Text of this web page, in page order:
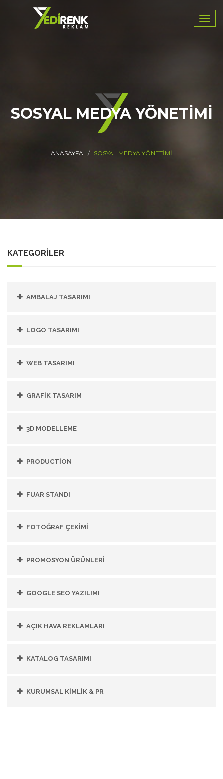
SOSYAL MEDYA YÖNETİMİ
ANASAYFA SOSYAL MEDYA YÖNETİMİ
KATEGORİLER
AMBALAJ TASARIMI
LOGO TASARIMI
WEB TASARIMI
GRAFIK TASARIM
3D MODELLEME
PRODUCTİON
FUAR STANDI
FOTOĞRAF ÇEKİMİ
PROMOSYON ÜRÜNLERİ
GOOGLE SEO YAZILIMI
AÇIK HAVA REKLAMLARI
KATALOG TASARIMI
KURUMSAL KİMLİK & PR